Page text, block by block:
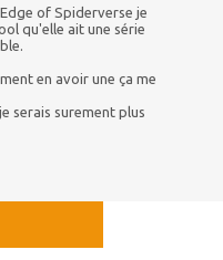
of Spiderverse je
qu'elle ait une série
en avoir une ça me
serais surement plus